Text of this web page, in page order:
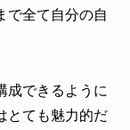
で全て自分の自
成できるように
とても魅力的だ